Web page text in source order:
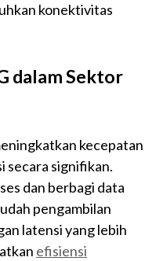
konektivitas
dalam Sektor
kecepatan
secara signifikan.
dan berbagi data
pengambilan
latensi yang lebih
efisiensi